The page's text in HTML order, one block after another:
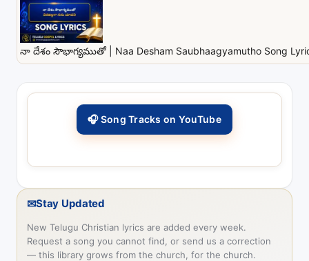
నా దేశం సౌభాగ్యముతో | Naa Desham Saubhaagyamutho Song
🎧 Song Tracks on YouTube
✉Stay Updated
New Telugu Christian lyrics are added every week.
Request a song you cannot find, or send us a correction
— this library grows from the church, for the church.